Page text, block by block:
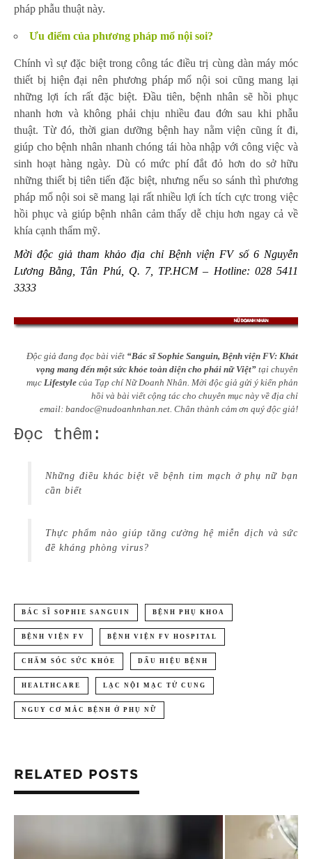
pháp phẫu thuật này.
Ưu điểm của phương pháp mổ nội soi?
Chính vì sự đặc biệt trong công tác điều trị cùng dàn máy móc
thiết bị hiện đại nên phương pháp mổ nội soi cũng mang lại
những lợi ích rất đặc biệt. Đầu tiên, bệnh nhân sẽ hồi phục
nhanh hơn và không phải chịu nhiều đau đớn sau khi phẫu
thuật. Từ đó, thời gian dưỡng bệnh hay nằm viện cũng ít đi,
giúp cho bệnh nhân nhanh chóng tái hòa nhập với công việc và
sinh hoạt hàng ngày. Dù có mức phí đắt đỏ hơn do sở hữu
những thiết bị tiên tiến đặc biệt, nhưng nếu so sánh thì phương
pháp mổ nội soi sẽ mang lại rất nhiều lợi ích tích cực trong việc
hồi phục và giúp bệnh nhân cảm thấy dễ chịu hơn ngay cả về
khía cạnh thẩm mỹ.
Mời độc giả tham khảo địa chỉ Bệnh viện FV số 6 Nguyễn
Lương Bằng, Tân Phú, Q. 7, TP.HCM – Hotline: 028 5411
3333
Độc giả đang đọc bài viết “Bác sĩ Sophie Sanguin, Bệnh viện FV: Khát
vọng mang đến một sức khỏe toàn diện cho phái nữ Việt” tại chuyên
mục Lifestyle của Tạp chí Nữ Doanh Nhân. Mời độc giả gửi ý kiến phản
hồi và bài viết cộng tác cho chuyên mục này về địa chỉ
email: bandoc@nudoanhnhan.net Chân thành cảm ơn quý độc giả!
Đọc thêm:
Những điều khác biệt về bệnh tim mạch ở phụ nữ bạn
cần biết
Thực phẩm nào giúp tăng cường hệ miễn dịch và sức
đề kháng phòng virus?
BÁC SĨ SOPHIE SANGUIN BỆNH PHỤ KHOA
BỆNH VIỆN FV BỆNH VIỆN FV HOSPITAL
CHĂM SÓC SỨC KHỎE DẤU HIỆU BỆNH
HEALTHCARE LẠC NỘI MẠC TỬ CUNG
NGUY CƠ MẮC BỆNH Ở PHỤ NỮ
RELATED POSTS